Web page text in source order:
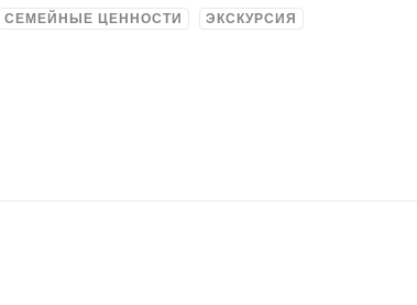
СЕМЕЙНЫЕ ЦЕННОСТИ ЭКСКУРСИЯ